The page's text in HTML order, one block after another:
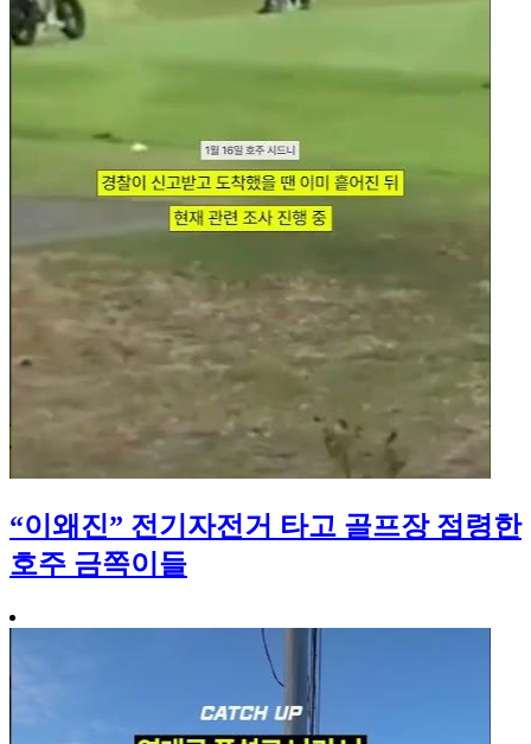
“이왜진” 전기자전거 타고 골프장 점령한
호주 금쪽이들